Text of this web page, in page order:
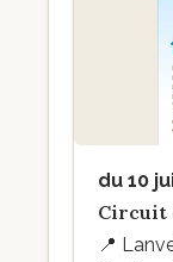
du 10
Circuit
📍